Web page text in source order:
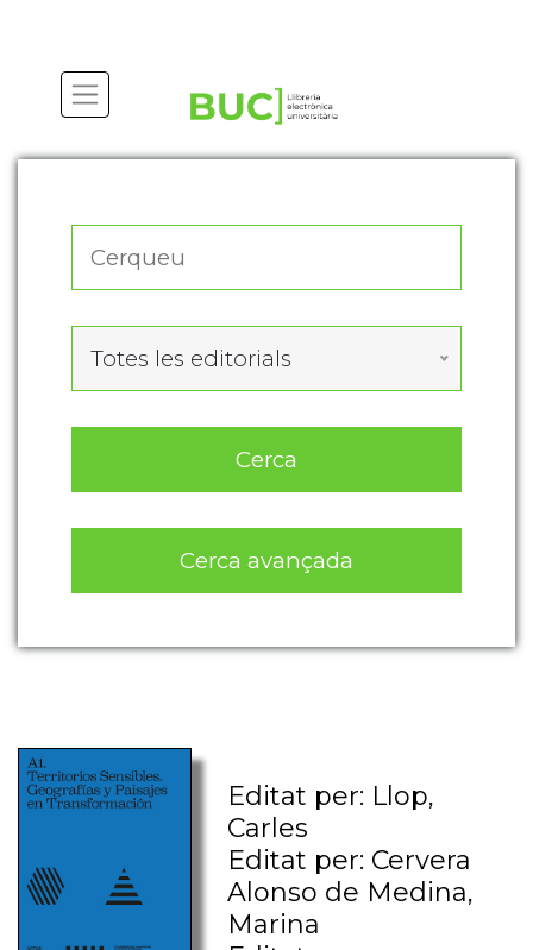
Totes les editorials
Cerca
Cerca avançada
Editat per: Llop,
Carles
Editat per: Cervera
Alonso de Medina,
Marina